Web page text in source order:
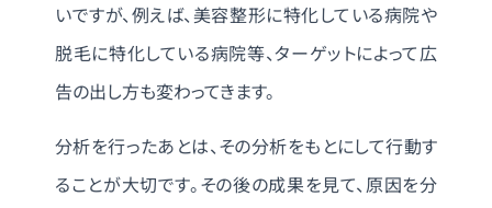
いですが、例えば、美容整形に特化している病院や
脱毛に特化している病院等、ターゲットによって広
告の出し方も変わってきます。
分析を行ったあとは、その分析をもとにして行動す
ることが大切です。その後の成果を見て、原因を分